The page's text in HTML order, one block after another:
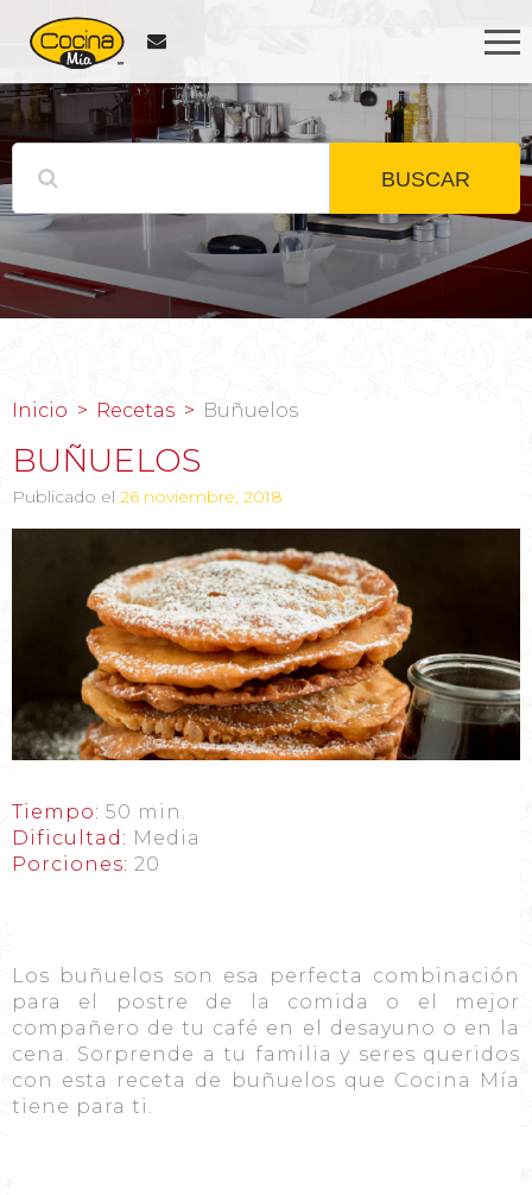
BUSCAR
Inicio Recetas Buñuelos
BUÑUELOS
Publicado el 26 noviembre, 2018
Tiempo: 50 min.
Dificultad: Media
Porciones: 20
Los buñuelos son esa perfecta combinación
para el postre de la comida o el mejor
compañero de tu café en el desayuno o en la
cena. Sorprende a tu familia y seres queridos
con esta receta de buñuelos que Cocina Mía
tiene para ti.